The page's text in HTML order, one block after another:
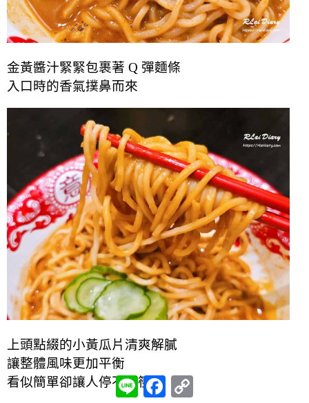
金黃醬汁緊緊包裹著 Q 彈麵條
入口時的香氣撲鼻而來
上頭點綴的小黃瓜片清爽解膩
讓整體風味更加平衡
看似簡單卻讓人停不下筷子
L
i
F